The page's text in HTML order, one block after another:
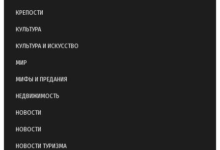
КРЕПОСТИ
КУЛЬТУРА
КУЛЬТУРА И ИСКУССТВО
МИР
МИФЫ И ПРЕДАНИЯ
НЕДВИЖИМОСТЬ
НОВОСТИ
НОВОСТИ
НОВОСТИ ТУРИЗМА